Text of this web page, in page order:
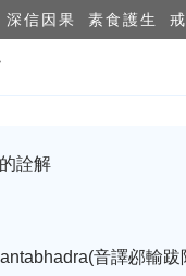
深信因果 素食護生
詮解
音譯邲輸